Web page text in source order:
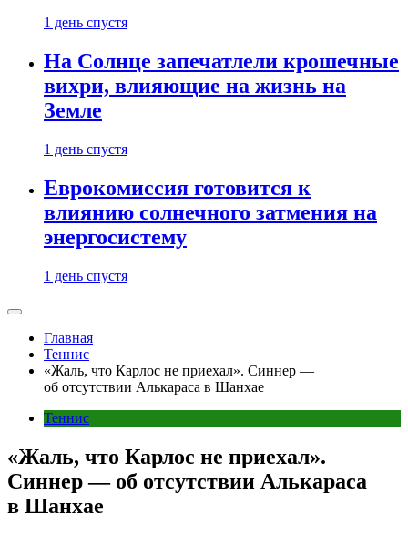
1 день спустя
На Солнце запечатлели крошечные
вихри, влияющие на жизнь на
Земле
1 день спустя
Еврокомиссия готовится к
влиянию солнечного затмения на
энергосистему
1 день спустя
Главная
Теннис
«Жаль, что Карлос не приехал». Синнер —
об отсутствии Алькараса в Шанхае
Теннис
«Жаль, что Карлос не приехал».
Синнер — об отсутствии Алькараса
в Шанхае